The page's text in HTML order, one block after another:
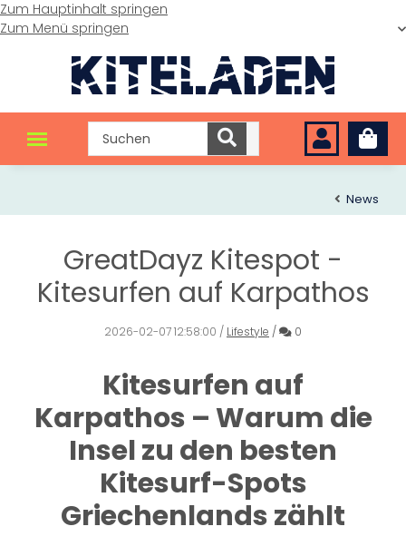
Zum Hauptinhalt springen
Zum Menü springen
News
GreatDayz Kitespot -
Kitesurfen auf Karpathos
2026-02-07 12:58:00 / Lifestyle / Kommentare
0
Kitesurfen auf
Karpathos – Warum die
Insel zu den besten
Kitesurf-Spots
Griechenlands zählt